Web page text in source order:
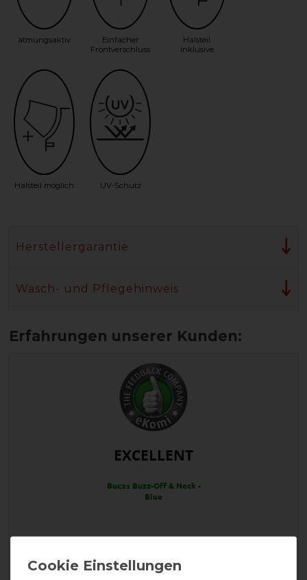
atmungsaktiv
Einfacher
Frontverschluss
Halsteil
inklusive
Halsteil möglich UV-Schutz
Herstellergarantie
Wasch- und Pflegehinweis
EXCELLENT
Bucas Buzz-Off & Neck -
Blue
Product Reviews